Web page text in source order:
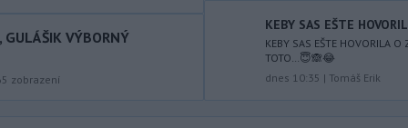
necelým týždňom. TASR o tom
informuje podľa nedeľňajšej správy
GULÁŠIK VÝBORNÝ
zobrazení
KEBY SAS EŠTE
KEBY SAS EŠTE HOVORILA
TOTO…😇🙈😂
dnes 10:35 | Tomáš Erik